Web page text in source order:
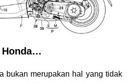
Honda…
bukan merupakan hal yang tidak